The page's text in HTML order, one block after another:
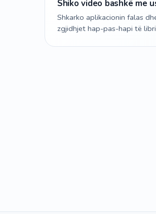
Shiko video bashkë me
Shkarko aplikacionin falas
zgjidhjet hap-pas-hapi të